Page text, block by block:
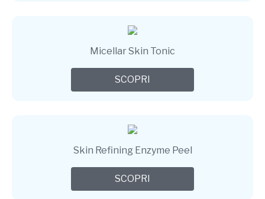
Micellar Skin Tonic
SCOPRI
Skin Refining Enzyme Peel
SCOPRI